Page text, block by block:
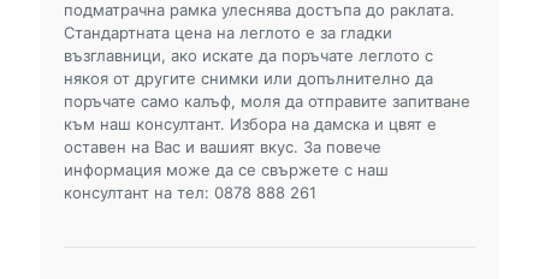
подматрачна рамка улеснява достъпа до раклата.
Стандартната цена на леглото е за гладки
възглавници, ако искате да поръчате леглото с
някоя от другите снимки или допълнително да
поръчате само калъф, моля да отправите запитване
към наш консултант. Избора на дамска и цвят е
оставен на Вас и вашият вкус. За повече
информация може да се свържете с наш
консултант на тел: 0878 888 261